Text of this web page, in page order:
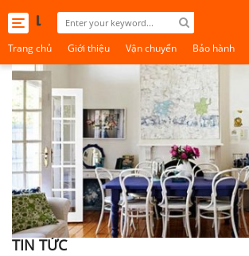
Toggle
navigation
Trang chủ Giới thiệu Vận chuyển Bảo hành
TIN TỨC